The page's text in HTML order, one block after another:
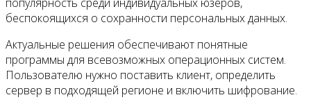
беспокоящихся о сохранности персональных данных.
Актуальные решения обеспечивают понятные
программы для всевозможных операционных систем.
Пользователю нужно поставить клиент, определить
сервер в подходящей регионе и включить шифрование.